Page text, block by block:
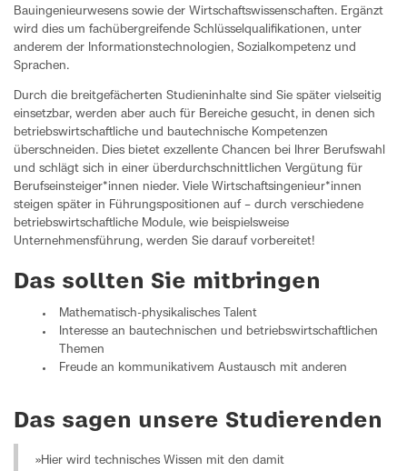
Bauingenieurwesens sowie der Wirtschaftswissenschaften. Ergänzt
wird dies um fachübergreifende Schlüsselqualifikationen, unter
anderem der Informationstechnologien, Sozialkompetenz und
Sprachen.
Durch die breitgefächerten Studieninhalte sind Sie später vielseitig
einsetzbar, werden aber auch für Bereiche gesucht, in denen sich
betriebswirtschaftliche und bautechnische Kompetenzen
überschneiden. Dies bietet exzellente Chancen bei Ihrer Berufswahl
und schlägt sich in einer überdurchschnittlichen Vergütung für
Berufseinsteiger*innen nieder. Viele Wirtschaftsingenieur*innen
steigen später in Führungspositionen auf – durch verschiedene
betriebswirtschaftliche Module, wie beispielsweise
Unternehmensführung, werden Sie darauf vorbereitet!
Das sollten Sie mitbringen
Mathematisch-physikalisches Talent
Interesse an bautechnischen und betriebswirtschaftlichen
Themen
Freude an kommunikativem Austausch mit anderen
Das sagen unsere Studierenden
»Hier wird technisches Wissen mit den damit